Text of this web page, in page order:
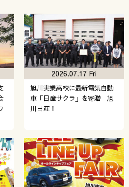
旭川実業高校に最新電気自動
車「日産サクラ」を寄贈 旭
川日産！
2026.07.17 Fri